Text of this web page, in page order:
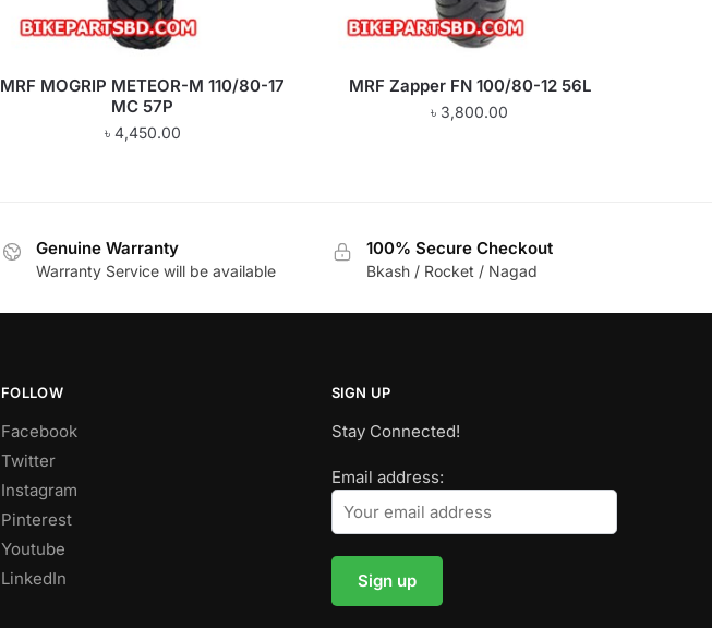
MRF MOGRIP METEOR-M 110/80-17
MC 57P
৳ 4,450.00
MRF Zapper FN 100/80-12 56L
৳ 3,800.00
Genuine Warranty
Warranty Service will be available
100% Secure Checkout
Bkash / Rocket / Nagad
FOLLOW
Facebook
Twitter
Instagram
Pinterest
Youtube
LinkedIn
SIGN UP
Stay Connected!
Email address: